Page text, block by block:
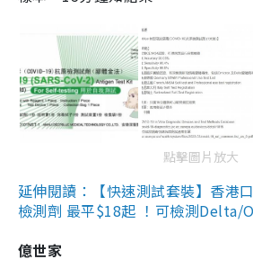
點擊圖片放大
延伸閱讀：【快速測試套裝】香港
檢測劑 最平$18起 ！可檢測Delta/
億世家